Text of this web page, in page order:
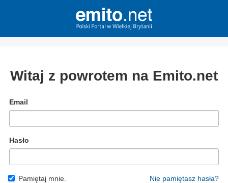
Witaj z powrotem na Emito.net
Email
Hasło
Pamiętaj mnie. Nie pamiętasz hasła?